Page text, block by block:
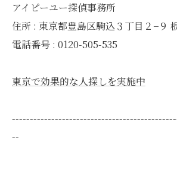
アイピーユー探偵事務所
住所 : 東京都豊島区駒込３丁目２−９
電話番号 : 0120-505-535
東京で効果的な人探しを実施中
--